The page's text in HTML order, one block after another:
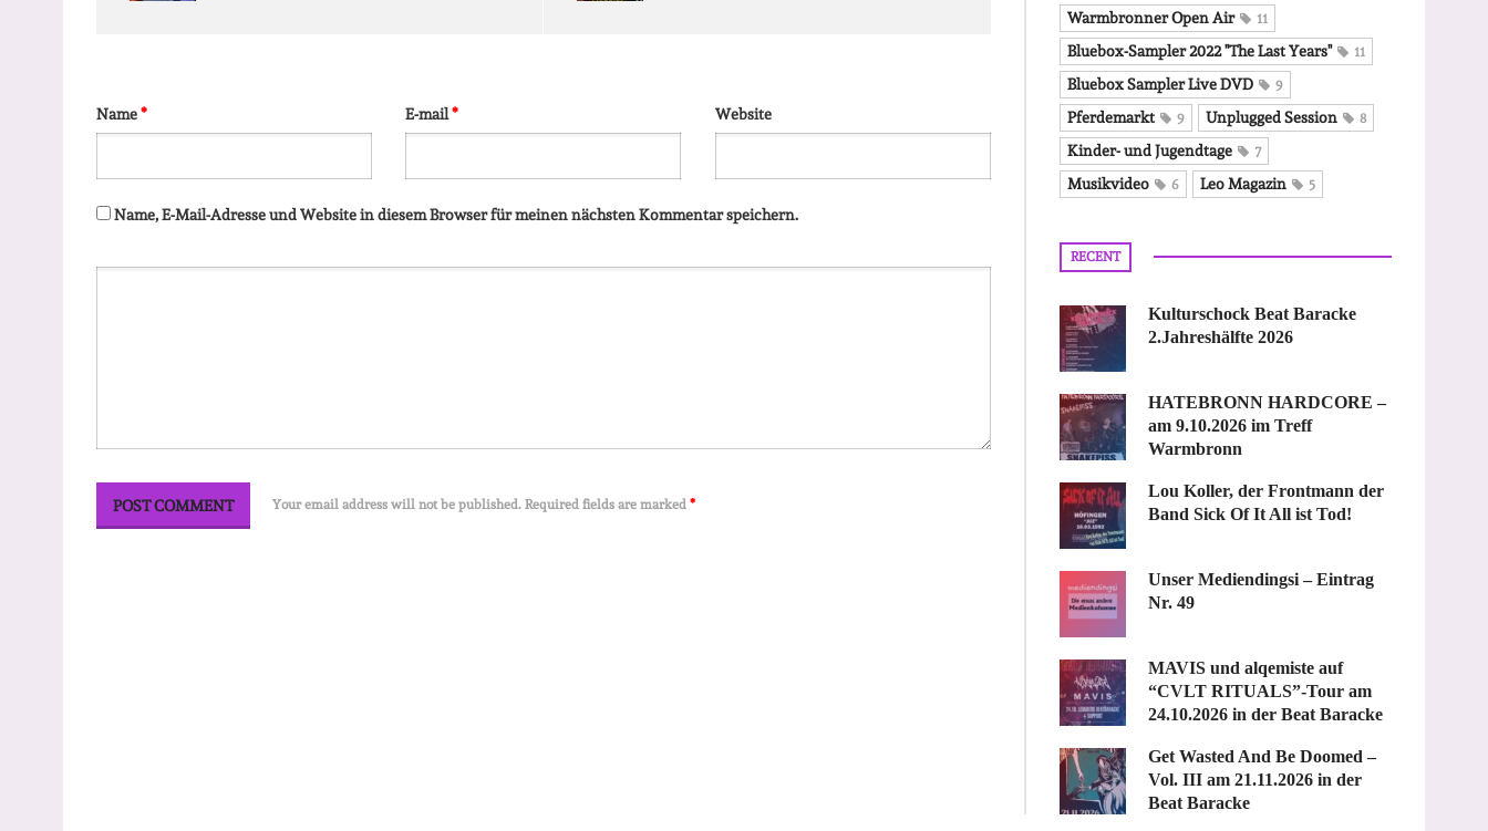
Name* E-mail* Website
Name, E-Mail-Adresse und Website in diesem Browser für meinen nächsten Kommentar speichern.
Your email address will not be published. Required fields are marked *
Warmbronner Open Air 11
Bluebox-Sampler 2022 "The Last Years" 11
Bluebox Sampler Live DVD 9
Pferdemarkt 9 Unplugged Session 8
Kinder- und Jugendtage 7
Musikvideo 6 Leo Magazin 5
RECENT
Kulturschock Beat Baracke
2.Jahreshälfte 2026
HATEBRONN HARDCORE –
am 9.10.2026 im Treff
Warmbronn
Lou Koller, der Frontmann der
Band Sick Of It All ist Tod!
Unser Mediendingsi – Eintrag
Nr. 49
MAVIS und alqemiste auf
“CVLT RITUALS”-Tour am
24.10.2026 in der Beat Baracke
Get Wasted And Be Doomed –
Vol. III am 21.11.2026 in der
Beat Baracke